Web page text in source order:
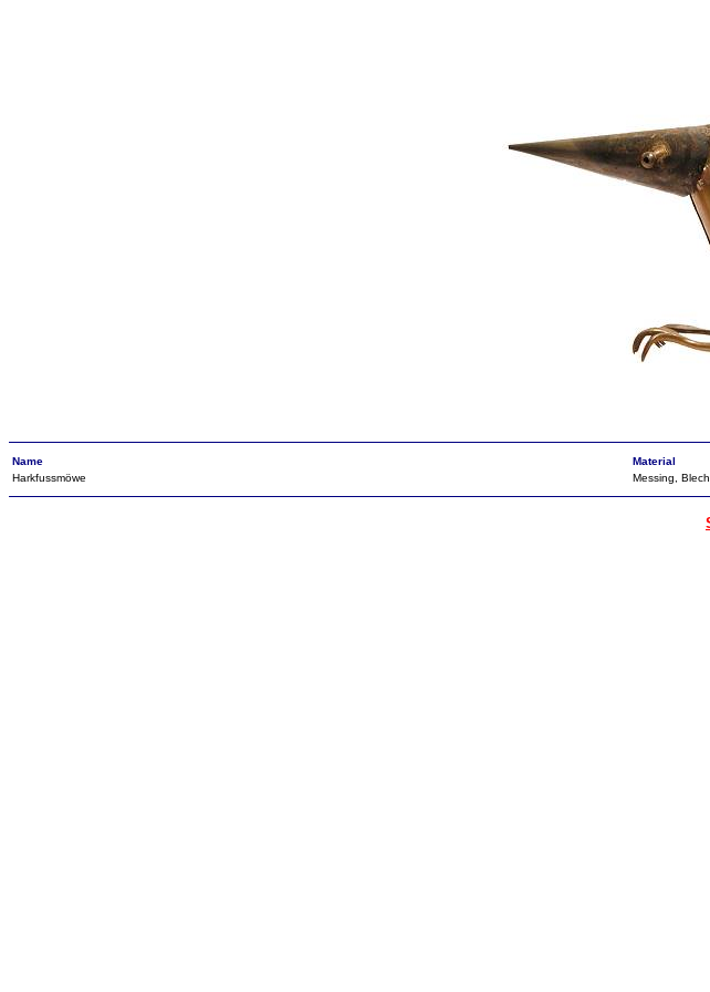
Name Material
Harkfussmöwe
Messing, Blech